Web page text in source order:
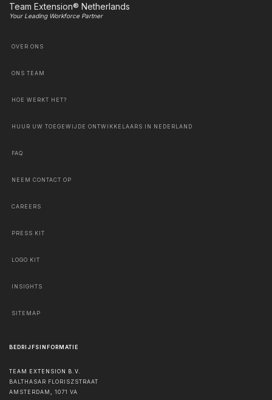
Team Extension® Netherlands
Your Leading Workforce Partner
OVER ONS
ONS TEAM
HOE WERKT HET?
HUUR UW TOEGEWIJDE ONTWIKKELAARS IN NEDERLAND
FAQ
NEEM CONTACT OP
CAREERS
PRESS KIT
LOGO KIT
INSIGHTS
SITEMAP
BEDRIJFSINFORMATIE
TEAM EXTENSION B.V.
BALTHASAR FLORISZSTRAAT
AMSTERDAM
1071 VA